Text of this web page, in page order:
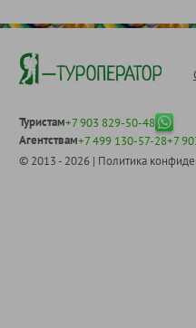
Туристам+7 903 829-50-48
Агентствам+7 499 130-57-28+7
© 2013 - 2026 | Политика